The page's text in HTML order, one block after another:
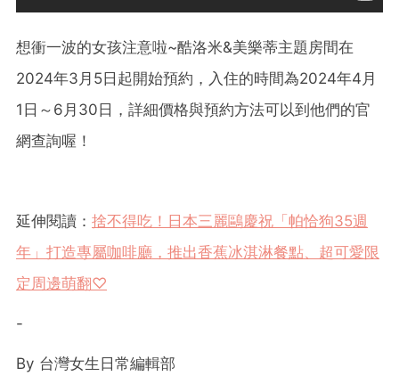
想衝一波的女孩注意啦~酷洛米&美樂蒂主題房間在
2024年3月5日起開始預約，入住的時間為2024年4月
1日～6月30日，詳細價格與預約方法可以到他們的官
網查詢喔！
延伸閱讀： 捨不得吃！日本三麗鷗慶祝「帕恰狗35週
年」打造專屬咖啡廳，推出香蕉冰淇淋餐點、超可愛限
定周邊萌翻♡
-
By 台灣女生日常編輯部